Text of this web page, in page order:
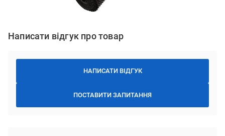
Написати відгук про товар
НАПИСАТИ ВІДГУК
ПОСТАВИТИ ЗАПИТАННЯ